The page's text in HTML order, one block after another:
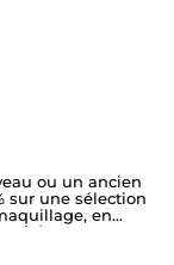
ou un ancien
sur une sélection
en
sont